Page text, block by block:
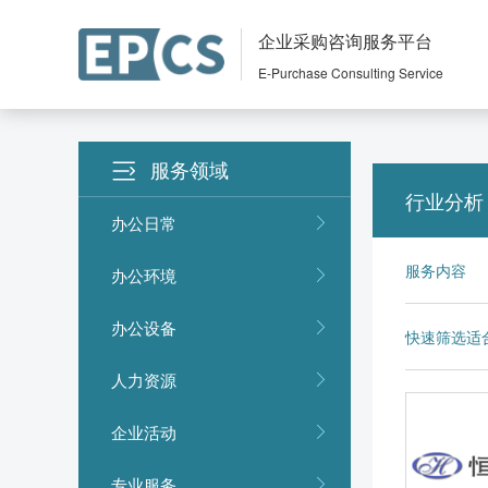
企业采购咨询服务平台
E-Purchase Consulting Service
服务领域
办公日常
办公环境
办公设备
人力资源
企业活动
行业分析
服务内容
快速筛选适